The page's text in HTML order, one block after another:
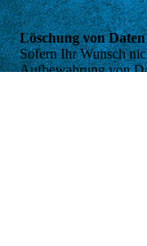
Löschung von Daten
Sofern Ihr Wunsch
Aufbewahrung von